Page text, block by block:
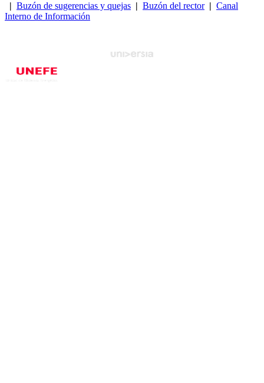
| Buzón de sugerencias y quejas | Buzón del rector| Canal
Interno de Información